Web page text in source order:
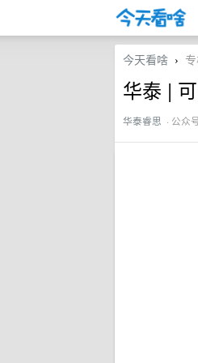
今天看啥 ›
华泰 |
华泰睿思 · 公众